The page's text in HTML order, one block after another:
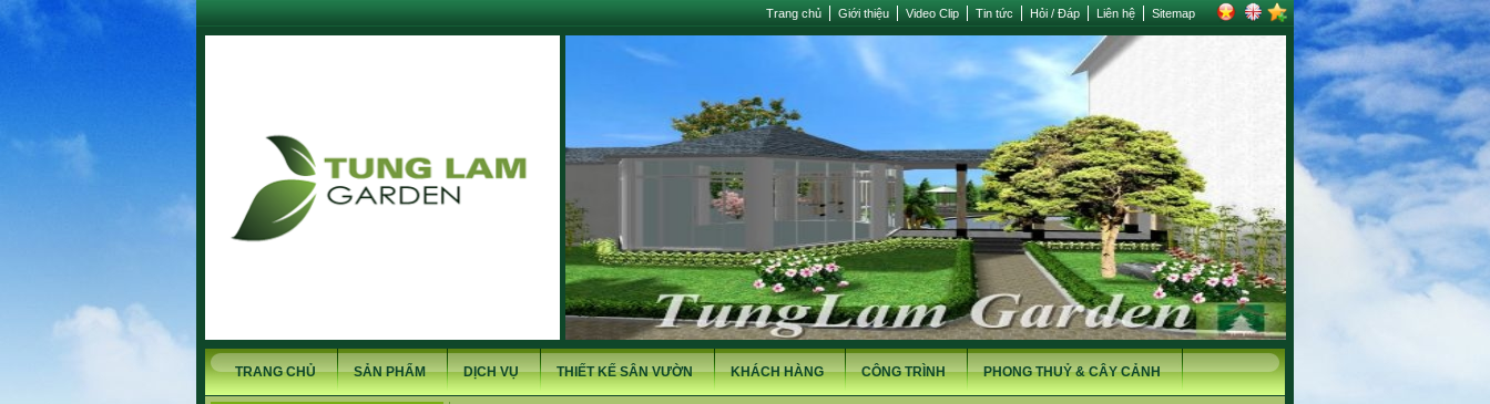
Trang chủ Giới thiệu Video Clip Tin tức Hỏi / Đáp Liên hệ Sitemap
TRANG CHỦ SẢN PHẨM DỊCH VỤ THIẾT KẾ SÂN VƯỜN KHÁCH HÀNG CÔNG TRÌNH PHONG THUỶ & CÂY CẢNH